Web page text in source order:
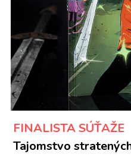
FINALISTA SÚŤAŽE
Tajomstvo